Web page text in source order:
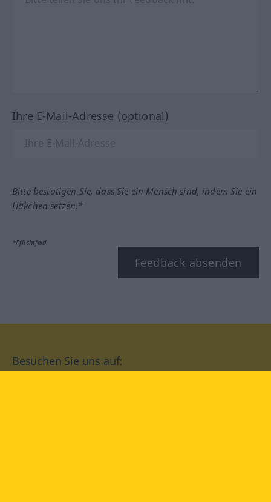
Ihre E-Mail-Adresse (optional)
Bitte bestätigen Sie, dass Sie ein Mensch sind, indem Sie ein
Häkchen setzen.*
*Pflichtfeld
Feedback absenden
Besuchen Sie uns auf: